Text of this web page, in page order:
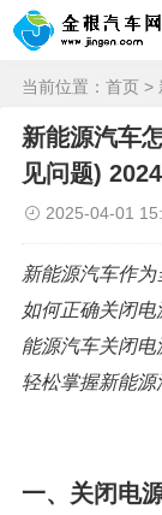
当前位置： 首页 >
新能源汽车
见问题)
2025-04-01
新能源汽车作
如何正确关闭
能源汽车关闭
轻松掌握新能源
一、关闭电